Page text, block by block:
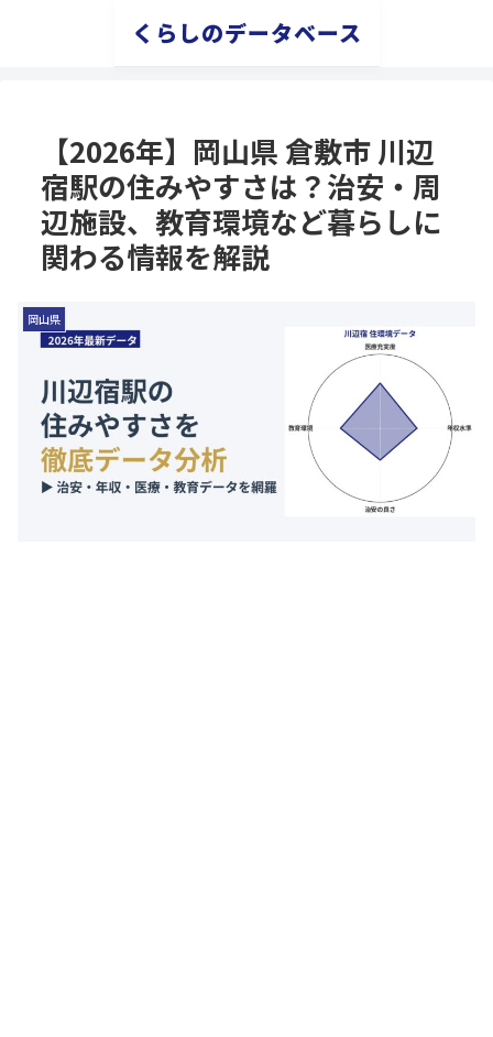
くらしのデータベース
【2026年】岡山県 倉敷市 川辺
宿駅の住みやすさは？治安・周
辺施設、教育環境など暮らしに
関わる情報を解説
岡山県